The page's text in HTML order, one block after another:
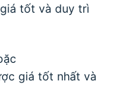
tốt và duy trì
giá tốt nhất và